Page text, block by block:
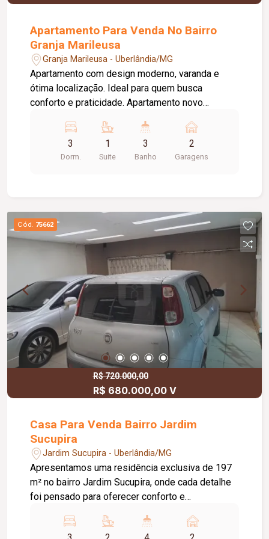
Apartamento Para Venda No Bairro
Granja Marileusa
Granja Marileusa - Uberlândia/MG
Apartamento com design moderno, varanda e
ótima localização. Ideal para quem busca
conforto e praticidade. Apartamento novo
estilo industrial. São 03 quartos, sendo 01 suíte
com ar-condicionado; sala em 02 ambientes com
ar-condicionado, varanda ampla e cozinha
Apartamento conta com um interruptores touch
screen e um sistema de iluminação inteligente
integrado a assistentes virtuais; 02 vagas
cobertas. Localizados, no bairro Granja Marileusa.
O bairro é um projeto urbanístico voltado para a
convivência, com tecnologia de ponta e
localização privilegiada. O Solar do Cerrado é um
empreendimento pensado para garantir conforto,
segurança e praticidade para seus moradores. O
residencial possui uma área de lazer completa e
com certeza diversão para toda a família.
3
Dorm.
1
Suite
3
Banho
2
Garagens
Cód. 75662
R$ 720.000,00
R$ 680.000,00 V
Casa Para Venda Bairro Jardim
Sucupira
Jardim Sucupira - Uberlândia/MG
Apresentamos uma residência exclusiva de 197
m² no bairro Jardim Sucupira, onde cada detalhe
foi pensado para oferecer conforto e
com churrasqueira e cozinha planejada com ilha